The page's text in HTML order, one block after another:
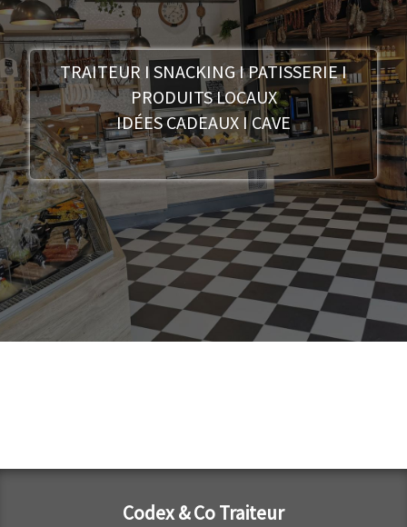
TRAITEUR I SNACKING I PATISSERIE I
PRODUITS LOCAUX
IDÉES CADEAUX I CAVE
Codex & Co Traiteur